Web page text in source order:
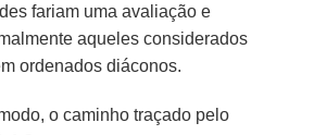
fariam uma avaliação e
aqueles considerados
ordenados diáconos.
o caminho traçado pelo